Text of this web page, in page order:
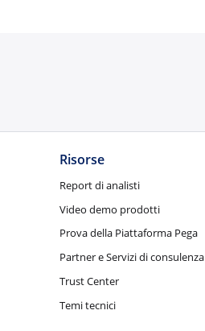
Risorse
Report di analisti
Video demo prodotti
Prova della Piattaforma Pega
Partner e Servizi di consulenza
Trust Center
Temi tecnici